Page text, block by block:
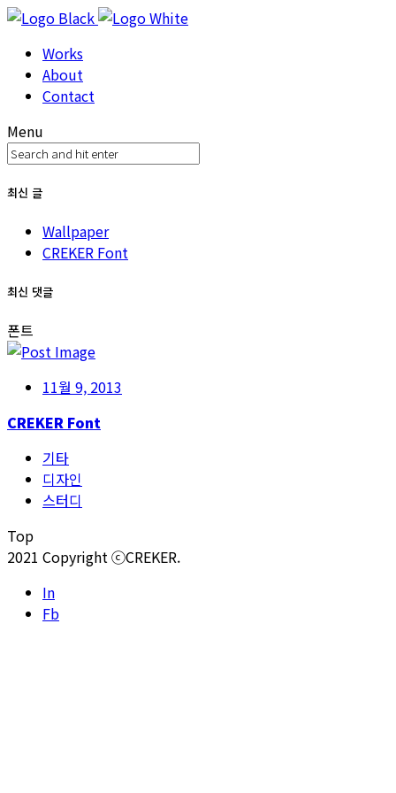
Works
About
Contact
Menu
최신 글
Wallpaper
CREKER Font
최신 댓글
폰트
11월 9, 2013
CREKER Font
기타
디자인
스터디
Top
2021 Copyright ⓒCREKER.
In
Fb